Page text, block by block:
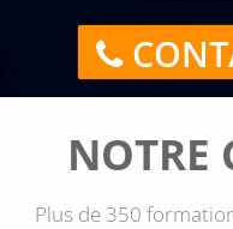
NOTRE
Plus de 350